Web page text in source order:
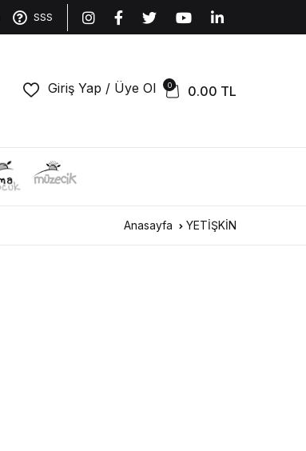
SSS
Giriş Yap / Üye Ol 0 0.00 TL
Anasayfa YETİŞKİN